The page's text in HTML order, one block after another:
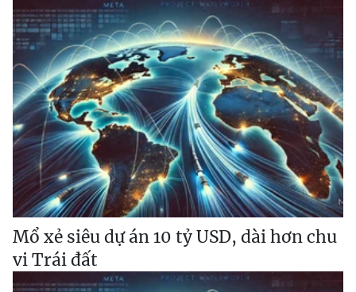
Mổ xẻ siêu dự án 10 tỷ USD, dài hơn chu
vi Trái đất